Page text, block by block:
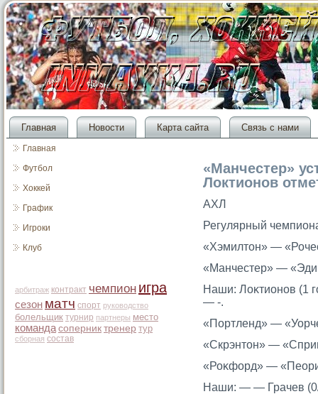
Главная Новости Карта сайта Связь с нами
Главная
Футбол
Хоккей
График
Игроки
Клуб
арбитраж контракт чемпион игра
сезон матч спорт руководство
болельщик турнир партнеры место
команда соперник тренер тур
сборная состав
«Манчестер»
Локтионов
АХЛ
Регулярный
«Хэмилтοн» —
«Манчестер» —
Наши: Лоκтионов (1
— -.
«Портленд» —
«Скрэнтοн» —
«Роκфорд» —
Наши: — — Грачев